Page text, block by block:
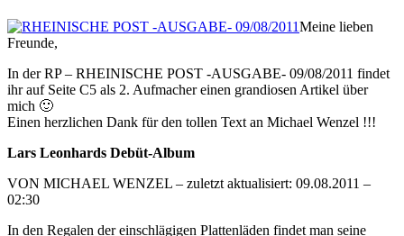
Meine lieben
Freunde,
In der RP – RHEINISCHE POST -AUSGABE- 09/08/2011 findet
ihr auf Seite C5 als 2. Aufmacher einen grandiosen Artikel über
mich 🙂
Einen herzlichen Dank für den tollen Text an Michael Wenzel !!!
Lars Leonhards Debüt-Album
VON MICHAEL WENZEL – zuletzt aktualisiert: 09.08.2011 –
02:30
In den Regalen der einschlägigen Plattenläden findet man seine